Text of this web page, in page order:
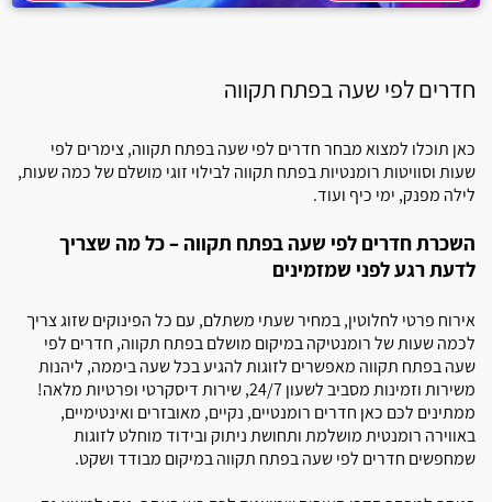
אכזיב
אליקים
אחיהוד
אחיטוב
אביאל
אביבים
אביגדור
תוספת שעה
לילה
₪550
חדרים לפי שעה בפתח תקווה
כאן תוכלו למצוא מבחר חדרים לפי שעה בפתח תקווה, צימרים לפי
שעות וסוויטות רומנטיות בפתח תקווה לבילוי זוגי מושלם של כמה שעות,
לילה מפנק, ימי כיף ועוד.
השכרת חדרים לפי שעה בפתח תקווה – כל מה שצריך
לדעת רגע לפני שמזמינים
אירוח פרטי לחלוטין, במחיר שעתי משתלם, עם כל הפינוקים שזוג צריך
לכמה שעות של רומנטיקה במיקום מושלם בפתח תקווה, חדרים לפי
שעה בפתח תקווה מאפשרים לזוגות להגיע בכל שעה ביממה, ליהנות
משירות וזמינות מסביב לשעון 24/7, שירות דיסקרטי ופרטיות מלאה!
ממתינים לכם כאן חדרים רומנטיים, נקיים, מאובזרים ואינטימיים,
באווירה רומנטית מושלמת ותחושת ניתוק ובידוד מוחלט לזוגות
שמחפשים חדרים לפי שעה בפתח תקווה במיקום מבודד ושקט.